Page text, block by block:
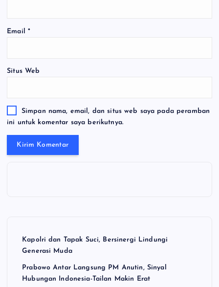
Email *
Situs Web
Simpan nama, email, dan situs web saya pada peramban
ini untuk komentar saya berikutnya.
Kapolri dan Tapak Suci, Bersinergi Lindungi
Generasi Muda
Prabowo Antar Langsung PM Anutin, Sinyal
Hubungan Indonesia-Tailan Makin Erat